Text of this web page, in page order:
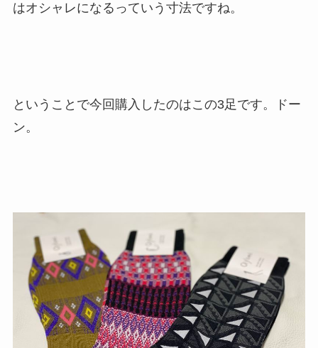
はオシャレになるっていう寸法ですね。
ということで今回購入したのはこの3足です。ドー
ン。